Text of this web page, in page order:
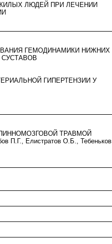
ЛЮДЕЙ ПРИ ЛЕЧЕНИИ
ГЕМОДИНАМИКИ НИЖНИХ
ГИПЕРТЕНЗИИ У
ТРАВМОЙ
П.Г., Елистратов О.Б., Тебеньков